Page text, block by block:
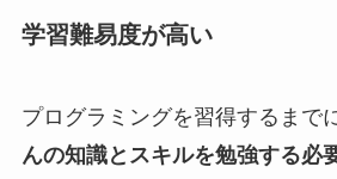
学習難易度が高い
プログラミングを習得するまで
んの知識とスキルを勉強する必